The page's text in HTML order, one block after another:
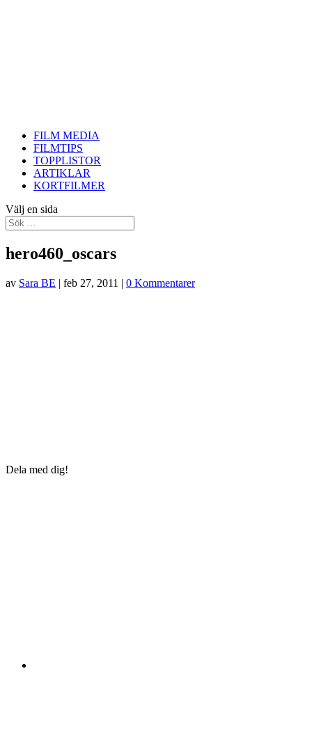
FILM MEDIA
FILMTIPS
TOPPLISTOR
ARTIKLAR
KORTFILMER
Välj en sida
hero460_oscars
av Sara BE | feb 27, 2011 | 0 Kommentarer
Dela med dig!